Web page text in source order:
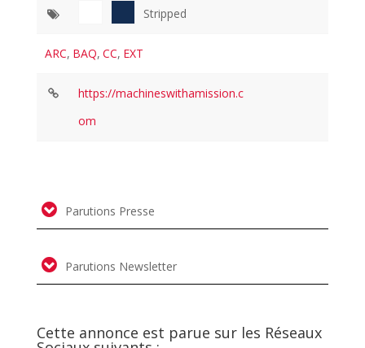
Stripped
ARC, BAQ, CC, EXT
https://machineswithamission.c
om
Parutions Presse
Parutions Newsletter
Cette annonce est parue sur les Réseaux